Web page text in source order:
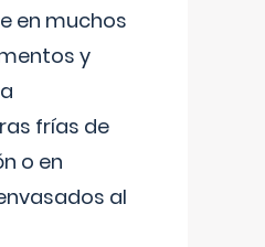
en muchos
y
frías de
o en
al